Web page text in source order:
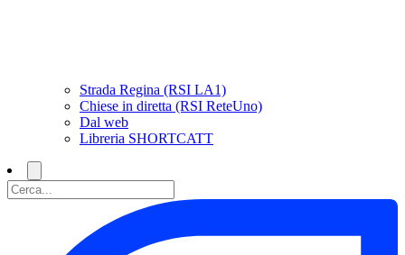
Strada Regina (RSI LA1)
Chiese in diretta (RSI ReteUno)
Dal web
Libreria SHORTCATT